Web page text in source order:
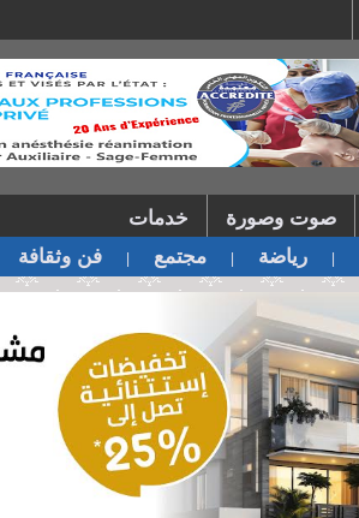
رياضة مجتمع فن وثقافة
صوت وصورة خدمات